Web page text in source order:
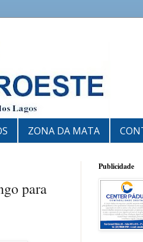
ZONA DA MATA
para
Publicidade